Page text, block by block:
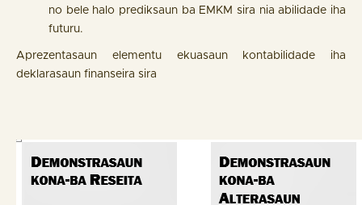
no bele halo prediksaun ba EMKM sira nia abilidade iha
futuru.
Aprezentasaun elementu ekuasaun kontabilidade iha
deklarasaun finanseira sira